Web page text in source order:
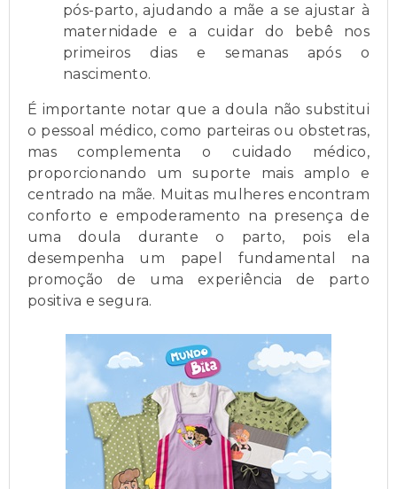
pós-parto, ajudando a mãe a se ajustar à
maternidade e a cuidar do bebê nos
primeiros dias e semanas após o
nascimento.
É importante notar que a doula não substitui
o pessoal médico, como parteiras ou obstetras,
mas complementa o cuidado médico,
proporcionando um suporte mais amplo e
centrado na mãe. Muitas mulheres encontram
conforto e empoderamento na presença de
uma doula durante o parto, pois ela
desempenha um papel fundamental na
promoção de uma experiência de parto
positiva e segura.